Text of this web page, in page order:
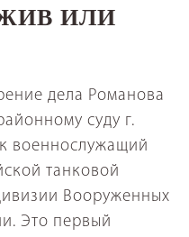
ИЛИ
дела Романова
суду г.
военнослужащий
танковой
Вооруженных
Это первый